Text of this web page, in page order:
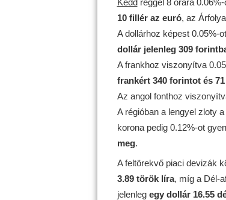
10 fillér az euró, az
A dollárhoz képest 0.05%-
dollár jelenleg 309
A frankhoz viszonyítva
frankért 340 forintot és
Az angol fonthoz
A régióban a lengyel zloty
korona pedig 0.12%-ot
meg.
A feltörekvő piaci devizák
3.89 török líra, míg a Dél-
jelenleg egy dollár 16.55